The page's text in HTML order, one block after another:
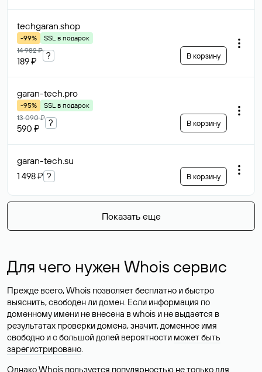
techgaran.shop
-99%
SSL в подарок
14 982 ₽
189 ₽
? В корзину
garan-tech.pro
-95%
SSL в подарок
13 090 ₽
590 ₽
? В корзину
garan-tech.su
1 498 ₽ ? В корзину
Показать еще
Для чего нужен Whois сервис
Прежде всего, Whois позволяет бесплатно и быстро
выяснить, свободен ли домен. Если информация по
доменному имени не внесена в whois и не выдается в
результатах проверки домена, значит, доменное имя
свободно и с большой долей вероятности может быть
зарегистрировано.
Однако Whois пользуется популярностью не только для